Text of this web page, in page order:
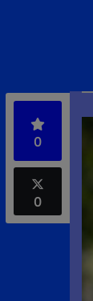
0
0